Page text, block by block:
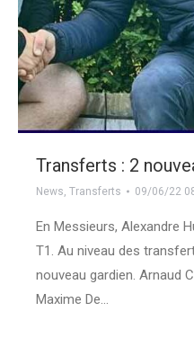
Transferts : 2
News, Transferts 09/06/22
En Messieurs, Alexandre
T1. Au niveau des
nouveau gardien. Arnaud
Maxime De…